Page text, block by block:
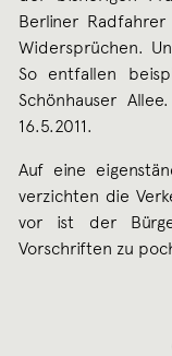
Berliner
Widersprüchen.
So entfallen
Schönhauser
16.5.2011.
Auf eine
verzichten die
vor ist der
Vorschriften zu